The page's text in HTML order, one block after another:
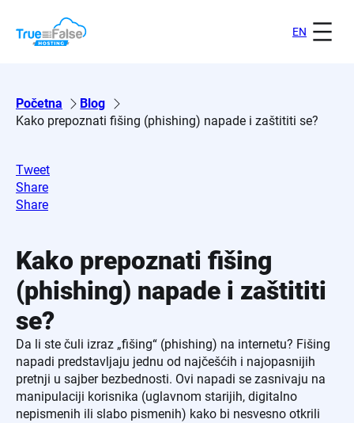
sadržaj
EN
Početna
Blog
Kako prepoznati fišing (phishing) napade i zaštititi se?
Tweet
Share
Share
Kako prepoznati fišing
(phishing) napade i zaštititi
se?
Da li ste čuli izraz „fišing“ (phishing) na internetu? Fišing
napadi predstavljaju jednu od najčešćih i najopasnijih
pretnji u sajber bezbednosti. Ovi napadi se zasnivaju na
manipulaciji korisnika (uglavnom starijih, digitalno
nepismenih ili slabo pismenih) kako bi nesvesno otkrili